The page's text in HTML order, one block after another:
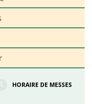
HORAIRE DE MESSES